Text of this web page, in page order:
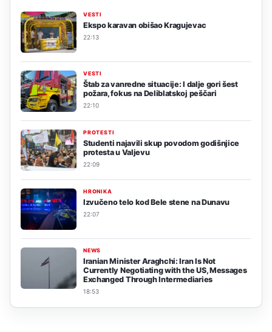
VESTI
Ekspo karavan obišao Kragujevac
22:13
VESTI
Štab za vanredne situacije: I dalje gori šest
požara, fokus na Deliblatskoj peščari
22:10
PROTESTI
Studenti najavili skup povodom godišnjice
protesta u Valjevu
22:09
HRONIKA
Izvučeno telo kod Bele stene na Dunavu
22:07
NEWS
Iranian Minister Araghchi: Iran Is Not
Currently Negotiating with the US, Messages
Exchanged Through Intermediaries
18:53